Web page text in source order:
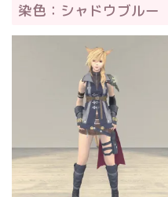
染色：シャドウブルー